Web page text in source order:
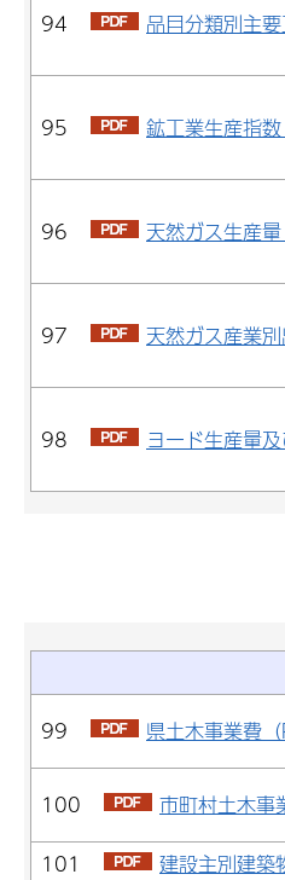
94 品目分類別主
95 鉱工業生産指
96 天然ガス生産
97 天然ガス産業
98 ヨード生産量
99
県土木事業費
100
市町村土木事
101
建設主別建築